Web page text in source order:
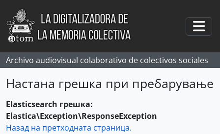
Skip to main content
Archivo audiovisual colaborativo de colectivos sociales
Настана грешка при пребарување
Elasticsearch грешка:
Elastica\Exception\ResponseException
Назад на претходната страница.